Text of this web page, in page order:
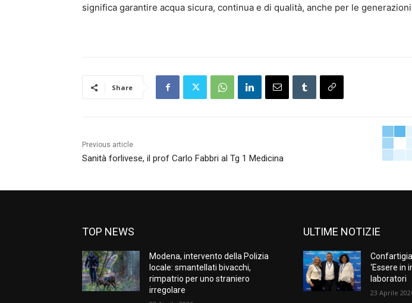
significa garantire acqua sicura, continua e di qualità, anche per le
Share
Previous article
Sanità forlivese, il prof Carlo Fabbri al Tg 1 Medicina
TOP NEWS
Modena, intervento della Polizia
locale: smantellati bivacchi,
rimpatrio per uno straniero
irregolare
ULTIME NOTIZIE
‘Essere in
laboratori
23 Aprile